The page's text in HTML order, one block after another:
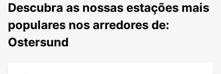
Descubra as nossas estações mais
populares nos arredores de:
Ostersund